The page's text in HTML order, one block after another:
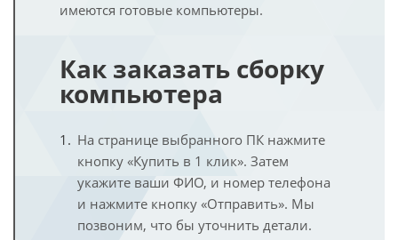
имеются готовые компьютеры.
Как заказать сборку
компьютера
На странице выбранного ПК нажмите
кнопку «Купить в 1 клик». Затем
укажите ваши ФИО, и номер телефона
и нажмите кнопку «Отправить». Мы
позвоним, что бы уточнить детали.